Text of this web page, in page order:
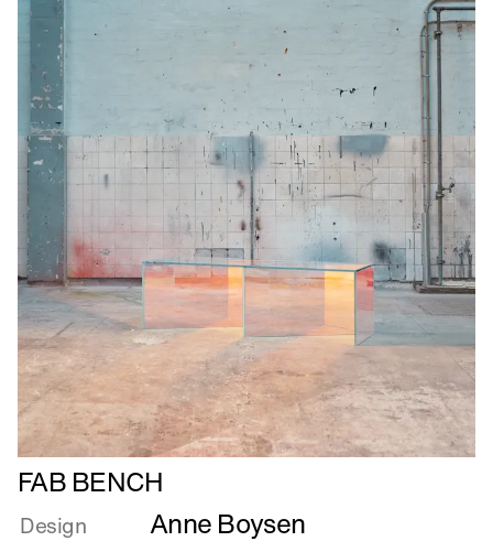
Læs
mere
om
FAB BENCH
Design Anne Boysen